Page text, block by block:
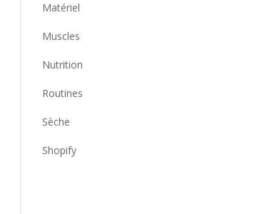
Matériel
Muscles
Nutrition
Routines
Sèche
Shopify